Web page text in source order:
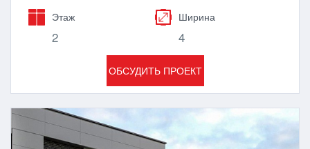
Этаж
2
Ширина
4
ОБСУДИТЬ ПРОЕКТ